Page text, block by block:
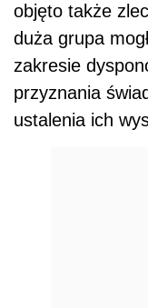
objęto także
duża grupa
zakresie
przyznania
ustalenia ich